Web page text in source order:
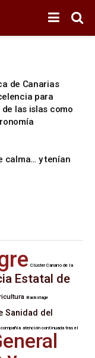
de Canarias
para
las islas como
calma… y tenían
Clúster Canario de la
Estatal de
Backstage
Sanidad del
atención continuada tras el